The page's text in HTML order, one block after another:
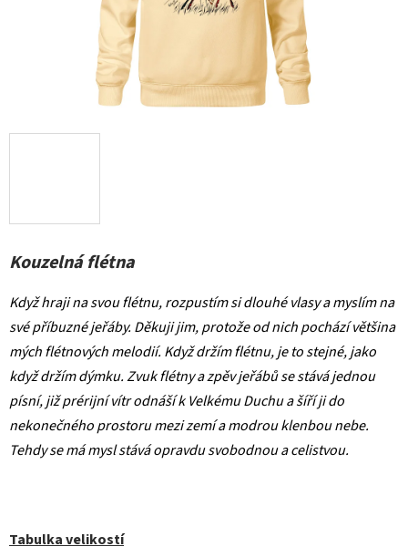
Kouzelná flétna
Když hraji na svou flétnu, rozpustím si dlouhé vlasy a myslím na
své příbuzné jeřáby. Děkuji jim, protože od nich pochází většina
mých flétnových melodií. Když držím flétnu, je to stejné, jako
když držím dýmku. Zvuk flétny a zpěv jeřábů se stává jednou
písní, již prérijní vítr odnáší k Velkému Duchu a šíří ji do
nekonečného prostoru mezi zemí a modrou klenbou nebe.
Tehdy se má mysl stává opravdu svobodnou a celistvou.
Tabulka velikostí